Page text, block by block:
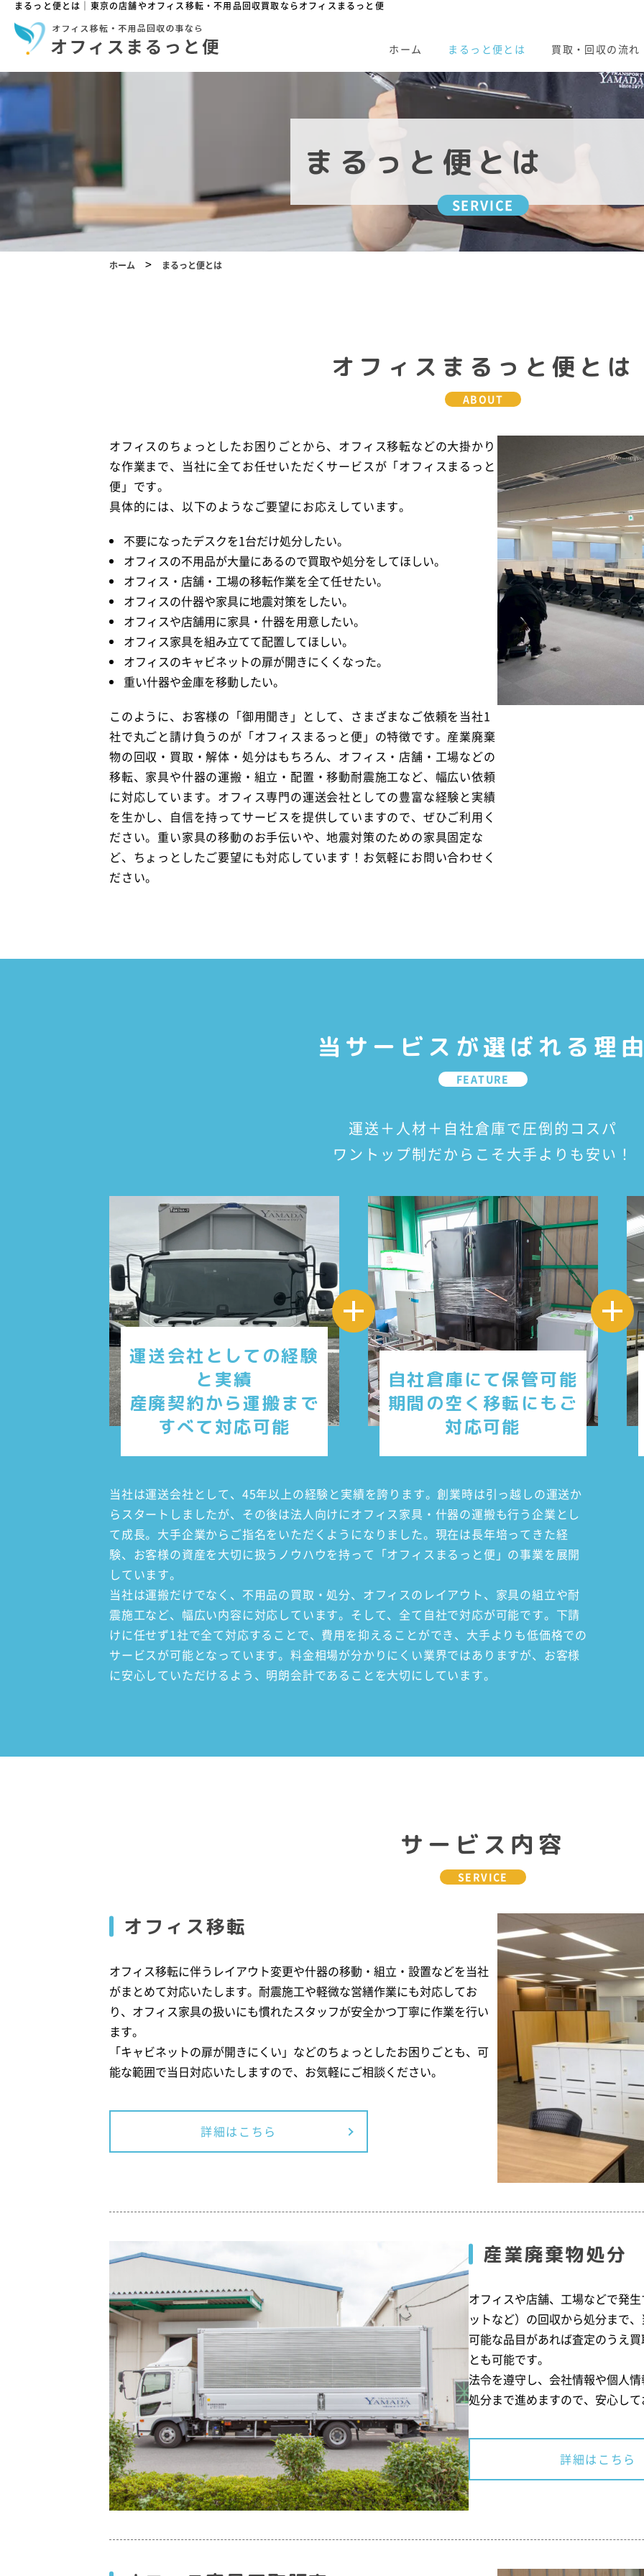
まるっと便とは｜東京の店舗やオフィス移転・不用品回収買取ならオフィスまるっと便
ホーム まるっと便とは 買取・回収の流れ
まるっと便とは
SERVICE
ホーム > まるっと便とは
オフィスまるっと便とは
ABOUT
オフィスのちょっとしたお困りごとから、オフィス移転などの大掛かり
な作業まで、当社に全てお任せいただくサービスが「オフィスまるっと
便」です。
具体的には、以下のようなご要望にお応えしています。
不要になったデスクを1台だけ処分したい。
オフィスの不用品が大量にあるので買取や処分をしてほしい。
オフィス・店舗・工場の移転作業を全て任せたい。
オフィスの什器や家具に地震対策をしたい。
オフィスや店舗用に家具・什器を用意したい。
オフィス家具を組み立てて配置してほしい。
オフィスのキャビネットの扉が開きにくくなった。
重い什器や金庫を移動したい。
このように、お客様の「御用聞き」として、さまざまなご依頼を当社1
社で丸ごと請け負うのが「オフィスまるっと便」の特徴です。産業廃棄
物の回収・買取・解体・処分はもちろん、オフィス・店舗・工場などの
移転、家具や什器の運搬・組立・配置・移動耐震施工など、幅広い依頼
に対応しています。オフィス専門の運送会社としての豊富な経験と実績
を生かし、自信を持ってサービスを提供していますので、ぜひご利用く
ださい。重い家具の移動のお手伝いや、地震対策のための家具固定な
ど、ちょっとしたご要望にも対応しています！お気軽にお問い合わせく
ださい。
当サービスが選ばれる理
FEATURE
運送＋人材＋自社倉庫で圧倒的コスパ
ワントップ制だからこそ大手よりも安い！
運送会社としての経験
と実績
産廃契約から運搬まで
すべて対応可能
自社倉庫にて保管可能
期間の空く移転にもご
対応可能
当社は運送会社として、45年以上の経験と実績を誇ります。創業時は引っ越しの運送か
らスタートしましたが、その後は法人向けにオフィス家具・什器の運搬も行う企業とし
て成長。大手企業からご指名をいただくようになりました。現在は長年培ってきた経
験、お客様の資産を大切に扱うノウハウを持って「オフィスまるっと便」の事業を展開
しています。
当社は運搬だけでなく、不用品の買取・処分、オフィスのレイアウト、家具の組立や耐
震施工など、幅広い内容に対応しています。そして、全て自社で対応が可能です。下請
けに任せず1社で全て対応することで、費用を抑えることができ、大手よりも低価格での
サービスが可能となっています。料金相場が分かりにくい業界ではありますが、お客様
に安心していただけるよう、明朗会計であることを大切にしています。
サービス内容
SERVICE
オフィス移転
オフィス移転に伴うレイアウト変更や什器の移動・組立・設置などを当社
がまとめて対応いたします。耐震施工や軽微な営繕作業にも対応してお
り、オフィス家具の扱いにも慣れたスタッフが安全かつ丁寧に作業を行い
ます。
「キャビネットの扉が開きにくい」などのちょっとしたお困りごとも、可
能な範囲で当日対応いたしますので、お気軽にご相談ください。
詳細はこちら
産業廃棄物処分
オフィスや店舗、工場などで発
ットなど）の回収から処分まで
可能な品目があれば査定のうえ
とも可能です。
法令を遵守し、会社情報や個人
処分まで進めますので、安心し
詳細はこちら